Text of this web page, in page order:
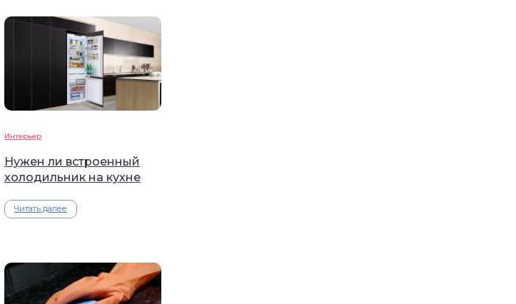
Интерьер
Нужен ли встроенный
холодильник на кухне
Читать далее